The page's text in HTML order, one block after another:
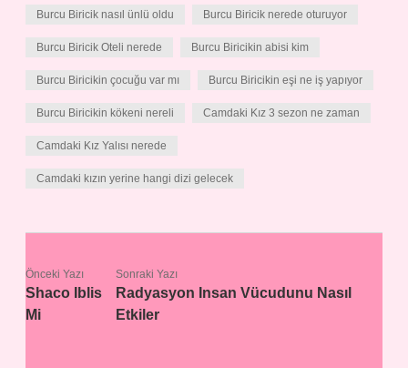
Burcu Biricik nasıl ünlü oldu Burcu Biricik nerede oturuyor
Burcu Biricik Oteli nerede Burcu Biricikin abisi kim
Burcu Biricikin çocuğu var mı Burcu Biricikin eşi ne iş yapıyor
Burcu Biricikin kökeni nereli Camdaki Kız 3 sezon ne zaman
Camdaki Kız Yalısı nerede
Camdaki kızın yerine hangi dizi gelecek
Önceki Yazı
Shaco Iblis
Mi
Sonraki Yazı
Radyasyon Insan Vücudunu Nasıl
Etkiler